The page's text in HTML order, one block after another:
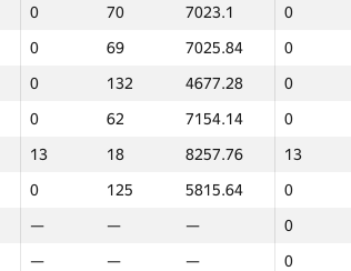
0 70 7023.1 0
0 69 7025.84 0
0 132 4677.28 0
0 62 7154.14 0
13 18 8257.76 13
0 125 5815.64 0
— — — 0
— — — 0